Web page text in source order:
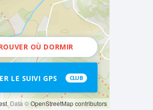
, Data ©OpenStreetMap contributors
OÙ DORMIR
LE SUIVI GPS CLUB